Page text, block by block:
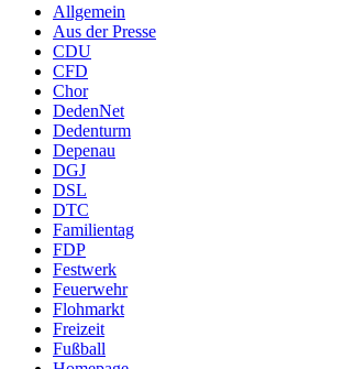
Allgemein
Aus der Presse
CDU
CFD
Chor
DedenNet
Dedenturm
Depenau
DGJ
DSL
DTC
Familientag
FDP
Festwerk
Feuerwehr
Flohmarkt
Freizeit
Fußball